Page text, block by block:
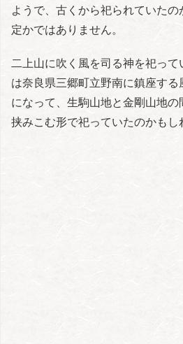
ようで、古くから祀られていた
定かではありません。
二上山に吹く風を司る神を祀っ
は奈良県三郷町立野南に鎮座する
になって、生駒山地と金剛山地
挟みこむ形で祀っていたのかもし